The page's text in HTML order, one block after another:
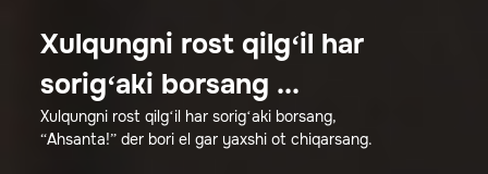
Xulqungni rost qilg‘il har
sorig‘aki borsang ...
Xulqungni rost qilg‘il har sorig‘aki borsang,
“Ahsanta!” der bori el gar yaxshi ot chiqarsang.